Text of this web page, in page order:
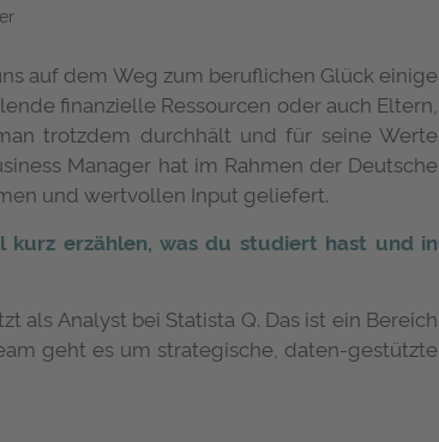
auf dem Weg zum beruflichen Glück einige
finanzielle Ressourcen oder auch Eltern,
trotzdem durchhält und für seine Werte
Manager hat im Rahmen der Deutsche
und wertvollen Input geliefert.
kurz erzählen, was du studiert hast und in
als Analyst bei Statista Q. Das ist ein Bereich
geht es um strategische, daten-gestützte